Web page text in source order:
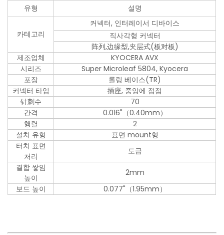
유형 설명
카테고리
커넥터, 인터레이서 디바이스
직사각형 커넥터
阵列,边缘型,夹层式(板对板)
제조업체
KYOCERA AVX
시리즈
Super Microleaf 5804, Kyocera
포장
롤링 베이스(TR)
커넥터 타입
插座, 중앙에 접점
针刺수
70
간격
0.016"（0.40mm）
행렬
2
설치 유형
표면 mount형
터치 표면
처리
도금
결합 쌓임
높이
2mm
보드 높이
0.077"（1.95mm）